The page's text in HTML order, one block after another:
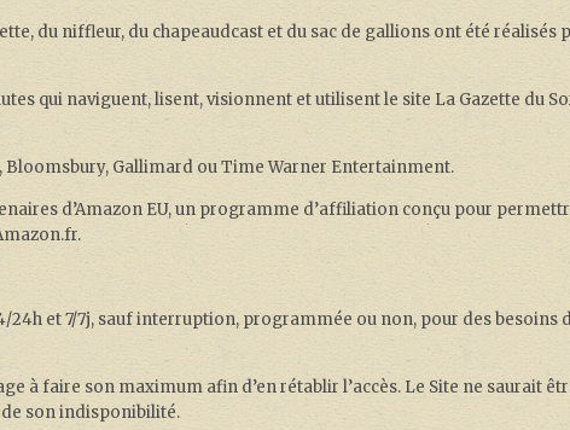
du niffleur, du chapeaudcast et du sac de gallions ont été réalisés
qui naviguent, lisent, visionnent et utilisent le site La Gazette du
Bloomsbury, Gallimard ou Time Warner Entertainment.
d’Amazon EU, un programme d’affiliation conçu pour
24h et 7/7j, sauf interruption, programmée ou non, pour des besoins
à faire son maximum afin d’en rétablir l’accès. Le Site ne saurait
de son indisponibilité.